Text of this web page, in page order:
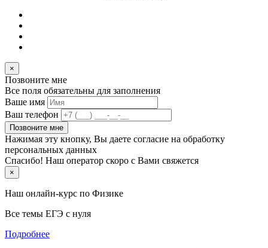
×
Позвоните мне
Все поля обязательны для заполнения
Ваше имя
Ваш телефон
Позвоните мне
Нажимая эту кнопку, Вы даете согласие на обработку
персональных данных
Спасибо! Наш оператор скоро с Вами свяжется
×
Наш онлайн-курс по Физике
Все темы ЕГЭ с нуля
Подробнее